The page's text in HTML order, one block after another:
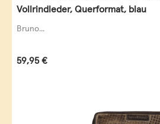
Vollrindleder, Querformat, blau
Bruno...
Regulärer Preis:
59,95 €